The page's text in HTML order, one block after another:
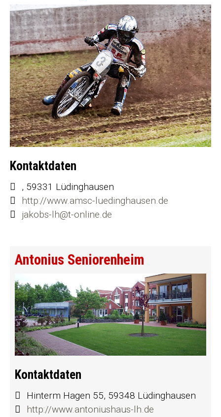
Kontaktdaten
, 59331 Lüdinghausen
http://www.amsc-luedinghausen.de
jakobs-lh@t-online.de
Antonius Seniorenheim
Kontaktdaten
Hinterm Hagen 55, 59348 Lüdinghausen
http://www.antoniushaus-lh.de